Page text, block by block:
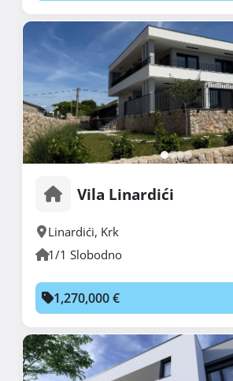
Vila Linardići
Linardići, Krk
1/1 Slobodno
1,270,000 €